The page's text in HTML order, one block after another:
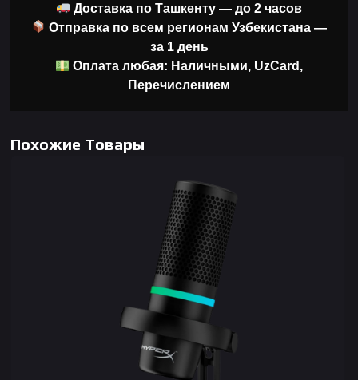
Доставка по Ташкенту — до 2 часов
Отправка по всем регионам Узбекистана —
за 1 день
Оплата любая: Наличными, UzCard,
Перечислением
Похожие Товары